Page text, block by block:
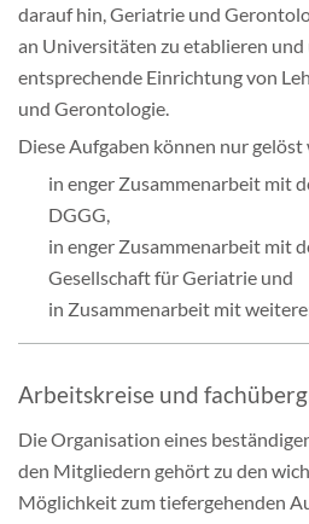
darauf hin, Geriatrie und
an Universitäten zu etablieren
entsprechende Einrichtung von
und Gerontologie.
Diese Aufgaben können nur gelöst
in enger Zusammenarbeit mit
DGGG,
in enger Zusammenarbeit mit
Gesellschaft für Geriatrie und
in Zusammenarbeit mit
Arbeitskreise und
Die Organisation eines
den Mitgliedern gehört zu den
Möglichkeit zum tiefergehenden